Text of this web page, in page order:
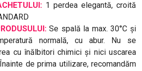
1 perdea elegantă, croită
Se spală la max. 30°C și
normală, cu abur. Nu se
cu înălbitori chimici și nici uscarea
de prima utilizare, recomandăm